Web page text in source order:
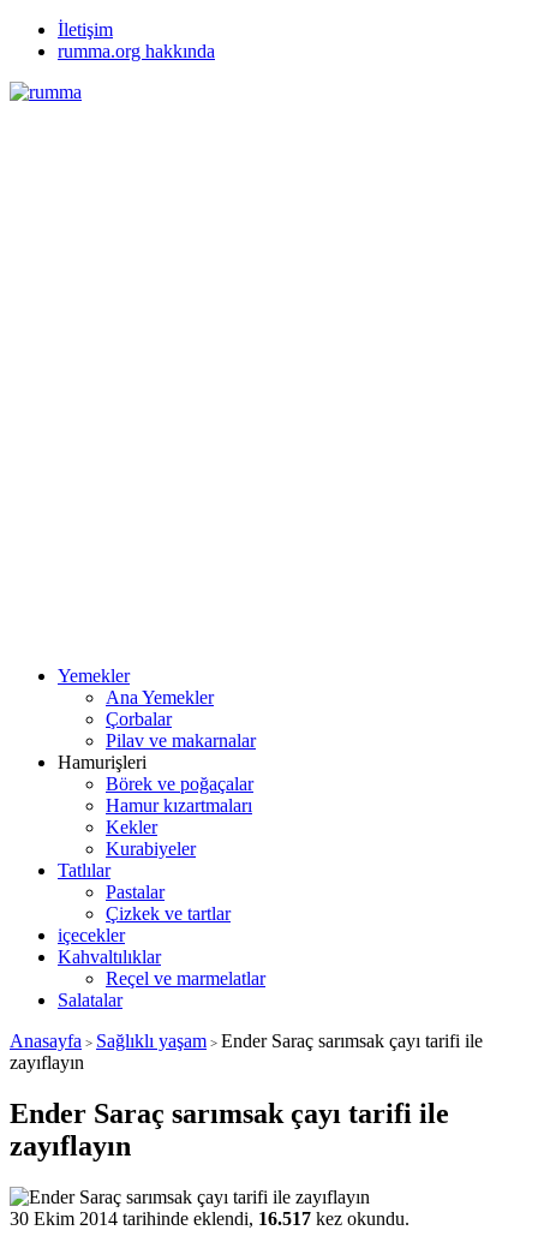
İletişim
rumma.org hakkında
Yemekler
Ana Yemekler
Çorbalar
Pilav ve makarnalar
Hamurişleri
Börek ve poğaçalar
Hamur kızartmaları
Kekler
Kurabiyeler
Tatlılar
Pastalar
Çizkek ve tartlar
içecekler
Kahvaltılıklar
Reçel ve marmelatlar
Salatalar
Anasayfa > Sağlıklı yaşam > Ender Saraç sarımsak çayı tarifi ile
zayıflayın
Ender Saraç sarımsak çayı tarifi ile
zayıflayın
30 Ekim 2014 tarihinde eklendi, 16.517 kez okundu.